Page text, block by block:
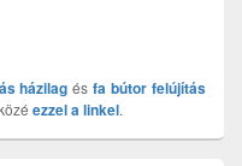
házilag ésfa bútor felújítás
ezzel a linkel.